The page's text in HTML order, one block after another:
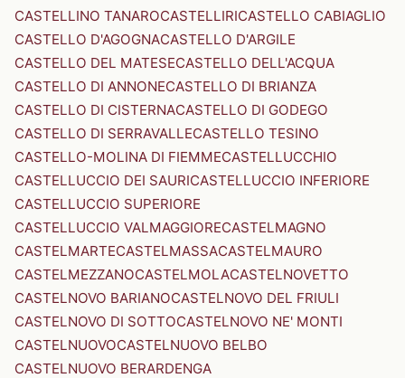
CASTELLINO TANAROCASTELLIRICASTELLO CABIAGLIO
CASTELLO D'AGOGNACASTELLO D'ARGILE
CASTELLO DEL MATESECASTELLO DELL'ACQUA
CASTELLO DI ANNONECASTELLO DI BRIANZA
CASTELLO DI CISTERNACASTELLO DI GODEGO
CASTELLO DI SERRAVALLECASTELLO TESINO
CASTELLO-MOLINA DI FIEMMECASTELLUCCHIO
CASTELLUCCIO DEI SAURICASTELLUCCIO INFERIORE
CASTELLUCCIO SUPERIORE
CASTELLUCCIO VALMAGGIORECASTELMAGNO
CASTELMARTECASTELMASSACASTELMAURO
CASTELMEZZANOCASTELMOLACASTELNOVETTO
CASTELNOVO BARIANOCASTELNOVO DEL FRIULI
CASTELNOVO DI SOTTOCASTELNOVO NE' MONTI
CASTELNUOVOCASTELNUOVO BELBO
CASTELNUOVO BERARDENGA